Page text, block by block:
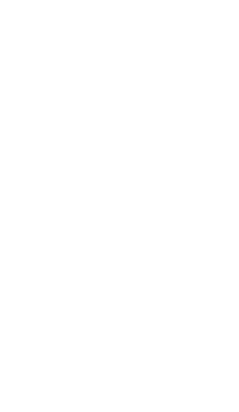
Al respecto, el presidente
Plan de Asistencia
las infraestructuras
en
Puedes ponerte en